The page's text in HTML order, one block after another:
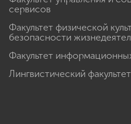
сервисов
Факультет физической
безопасности
Факультет
Лингвистический факультет